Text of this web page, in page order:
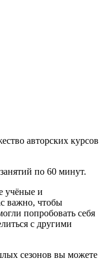
авторских курсов
по 60 минут.
учёные и
важно, чтобы
попробовать себя
с другими
сезонов вы можете